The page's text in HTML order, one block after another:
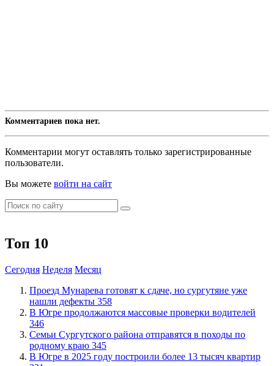
Комментариев пока нет.
Комментарии могут оставлять только зарегистрированные
пользователи.
Вы можете войти на сайт
Топ 10
Сегодня Неделя Месяц
​Проезд Мунарева готовят к сдаче, но сургутяне уже
нашли дефекты 358
​В Югре продолжаются массовые проверки водителей
346
​Семьи Сургутского района отправятся в походы по
родному краю 345
​В Югре в 2025 году построили более 13 тысяч квартир